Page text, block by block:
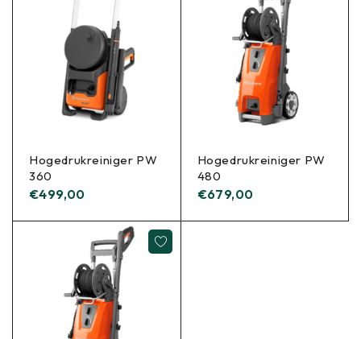
Hogedrukreiniger PW
360
€499,00
Hogedrukreiniger PW
480
€679,00